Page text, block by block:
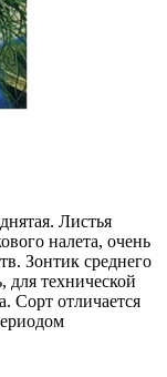
Листья
налета, очень
Зонтик среднего
для технической
Сорт отличается